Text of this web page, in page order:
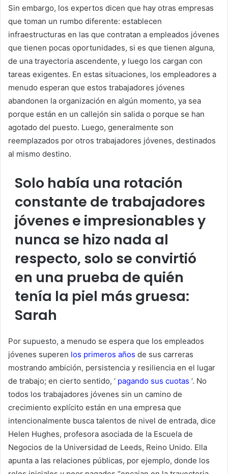
Sin embargo, los expertos dicen que hay otras empresas
que toman un rumbo diferente: establecen
infraestructuras en las que contratan a empleados jóvenes
que tienen pocas oportunidades, si es que tienen alguna,
de una trayectoria ascendente, y luego los cargan con
tareas exigentes. En estas situaciones, los empleadores a
menudo esperan que estos trabajadores jóvenes
abandonen la organización en algún momento, ya sea
porque están en un callejón sin salida o porque se han
agotado del puesto. Luego, generalmente son
reemplazados por otros trabajadores jóvenes, destinados
al mismo destino.
Solo había una rotación
constante de trabajadores
jóvenes e impresionables y
nunca se hizo nada al
respecto, solo se convirtió
en una prueba de quién
tenía la piel más gruesa:
Sarah
Por supuesto, a menudo se espera que los empleados
jóvenes superen los primeros años de sus carreras
mostrando ambición, persistencia y resiliencia en el lugar
de trabajo; en cierto sentido, ‘ pagando sus cuotas ‘. No
todos los trabajadores jóvenes sin un camino de
crecimiento explícito están en una empresa que
intencionalmente busca talentos de nivel de entrada, dice
Helen Hughes, profesora asociada de la Escuela de
Negocios de la Universidad de Leeds, Reino Unido. Ella
apunta a las relaciones públicas, por ejemplo, donde los